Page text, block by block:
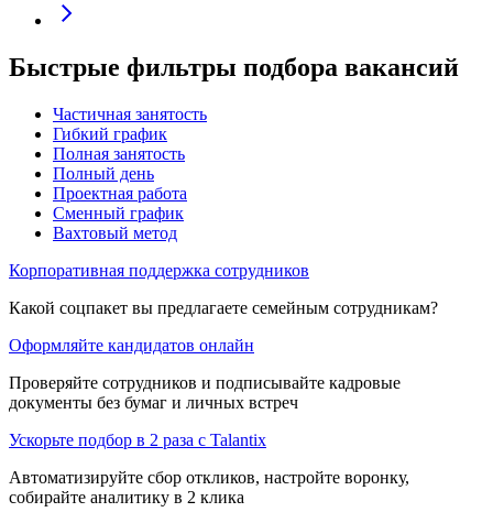
Быстрые фильтры подбора вакансий
Частичная занятость
Гибкий график
Полная занятость
Полный день
Проектная работа
Сменный график
Вахтовый метод
Корпоративная поддержка сотрудников
Какой соцпакет вы предлагаете семейным сотрудникам?
Оформляйте кандидатов онлайн
Проверяйте сотрудников и подписывайте кадровые
документы без бумаг и личных встреч
Ускорьте подбор в 2 раза с Talantix
Автоматизируйте сбор откликов, настройте воронку,
собирайте аналитику в 2 клика